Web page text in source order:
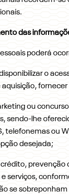
das
poderá
o
aquisição,
ou
sendo-lhe
telefonemas ou
desejada;
serviços,
se